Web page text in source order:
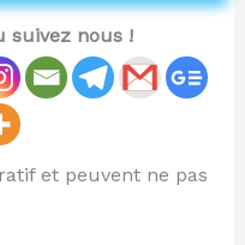
suivez nous !
et peuvent ne pas